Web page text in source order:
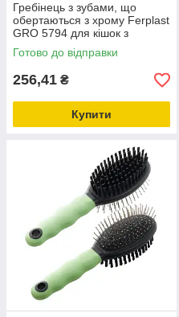
Гребінець з зубами, що
обертаються з хрому Ferplast
GRO 5794 для кішок з
середньою і довгою вовною
Готово до відправки
256,41 ₴
Купити